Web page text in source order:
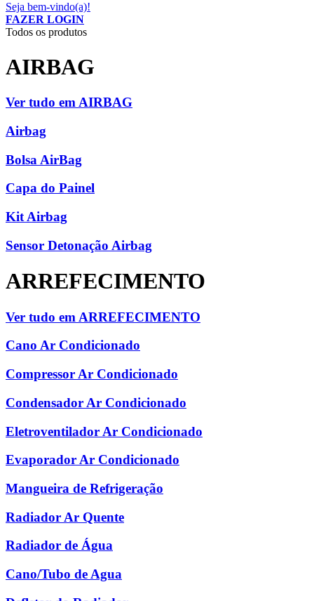
Seja bem-vindo(a)!
FAZER LOGIN
Todos os produtos
AIRBAG
Ver tudo em AIRBAG
Airbag
Bolsa AirBag
Capa do Painel
Kit Airbag
Sensor Detonação Airbag
ARREFECIMENTO
Ver tudo em ARREFECIMENTO
Cano Ar Condicionado
Compressor Ar Condicionado
Condensador Ar Condicionado
Eletroventilador Ar Condicionado
Evaporador Ar Condicionado
Mangueira de Refrigeração
Radiador Ar Quente
Radiador de Água
Cano/Tubo de Agua